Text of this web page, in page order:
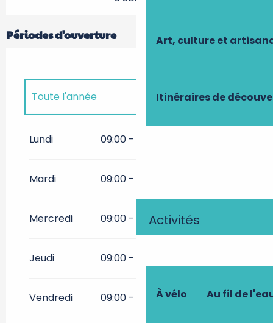
Art, culture et
Itinéraires de
Activités
À vélo Au fil de
Périodes d'ouverture
Toute l'année
Toute l'année 2027
Lundi 09:00 - 17:00
Mardi 09:00 - 17:00
Mercredi 09:00 - 17:00
Jeudi 09:00 - 17:00
Vendredi 09:00 - 17:00